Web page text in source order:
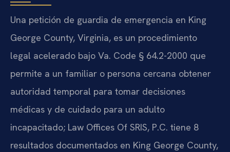
Una petición de guardia de emergencia en King
George County, Virginia, es un procedimiento
legal acelerado bajo Va. Code § 64.2-2000 que
permite a un familiar o persona cercana obtener
autoridad temporal para tomar decisiones
médicas y de cuidado para un adulto
incapacitado; Law Offices Of SRIS, P.C. tiene 8
resultados documentados en King George County,